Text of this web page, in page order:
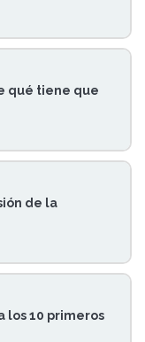
qué tiene que
de la
los 10 primeros